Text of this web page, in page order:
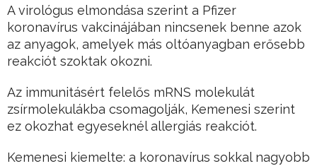
A virológus elmondása szerint a Pfizer
koronavírus vakcinájában nincsenek benne azok
az anyagok, amelyek más oltóanyagban erősebb
reakciót szoktak okozni.
Az immunitásért felelős mRNS molekulát
zsírmolekulákba csomagolják, Kemenesi szerint
ez okozhat egyeseknél allergiás reakciót.
Kemenesi kiemelte: a koronavírus sokkal nagyobb